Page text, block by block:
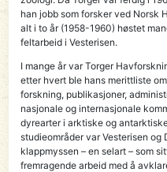
han jobb som forsker ved Norsk
alt i to år (1958-1960) høstet
feltarbeid i Vesterisen.
I mange år var Torger
etter hvert ble hans merittliste
forskning, publikasjoner,
nasjonale og internasjonale
dyrearter i arktiske og
studieområder var Vesterisen
klappmyssen – en selart – som
fremragende arbeid med å